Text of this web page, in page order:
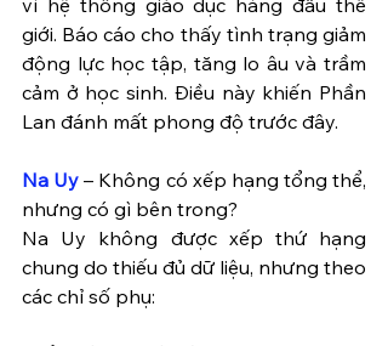
giới. Báo cáo cho thấy tình trạng giảm
động lực học tập, tăng lo âu và trầm
cảm ở học sinh. Điều này khiến Phần
Lan đánh mất phong độ trước đây.
Na Uy – Không có xếp hạng tổng thể,
nhưng có gì bên trong?
Na Uy không được xếp thứ hạng
chung do thiếu đủ dữ liệu, nhưng theo
các chỉ số phụ: